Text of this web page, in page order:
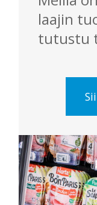
laajin
tutustu